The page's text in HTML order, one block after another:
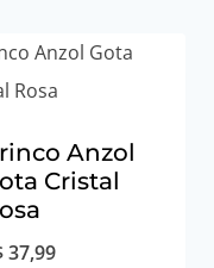
Anzol
Cristal
37,99